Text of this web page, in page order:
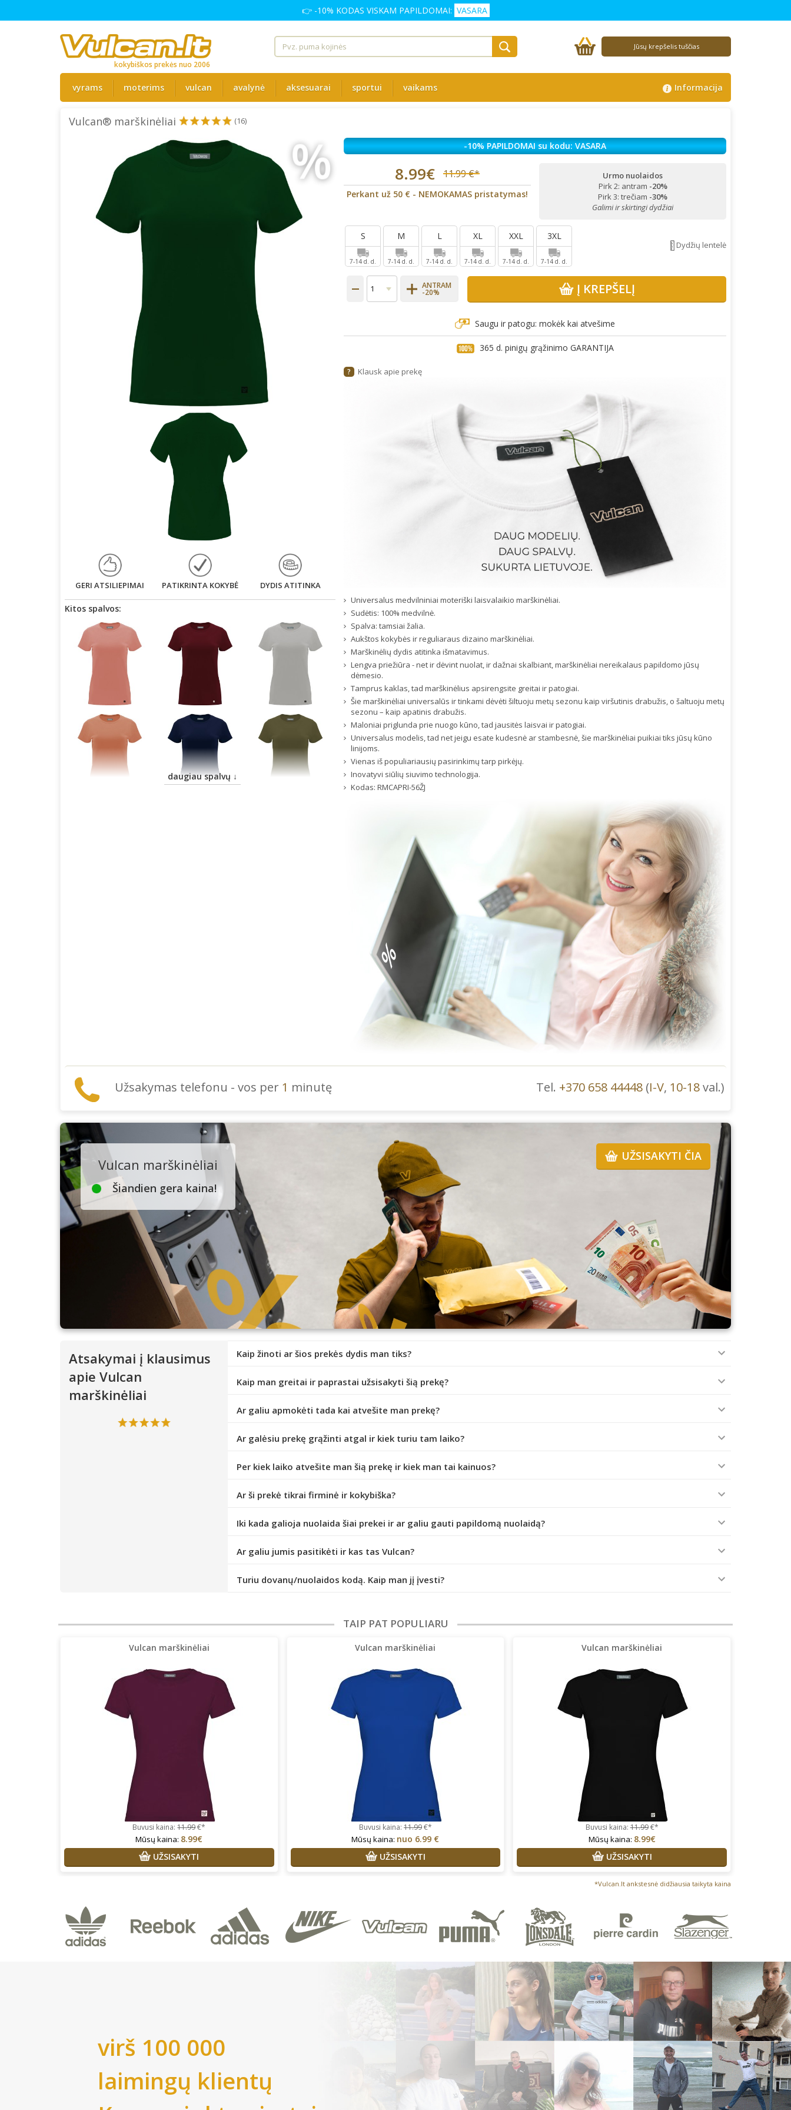
👉 -10% KODAS VISKAM PAPILDOMAI: VASARA
kokybiškos prekės nuo 2006
Jūsų krepšelis tuščias
vyrams moterims vulcan avalynė aksesuarai sportui vaikams Informacija
Vulcan® marškinėliai (16)
%
GERI ATSILIEPIMAI PATIKRINTA KOKYBĖ DYDIS ATITINKA
Kitos spalvos:
daugiau spalvų ↓
-10% PAPILDOMAI su kodu: VASARA
8.99€ 11.99 €*
Perkant už 50 € - NEMOKAMAS pristatymas!
Urmo nuolaidos
Pirk 2: antram -20%
Pirk 3: trečiam -30%
Galimi ir skirtingi dydžiai
Dydžių lentelė
S
7-14 d. d.
M
7-14 d. d.
L
7-14 d. d.
XL
7-14 d. d.
XXL
7-14 d. d.
3XL
7-14 d. d.
ANTRAM
-20% Į KREPŠELĮ
Saugu ir patogu: mokėk kai atvešime
365 d. pinigų grąžinimo GARANTIJA
? Klausk apie prekę
Universalus medvilniniai moteriški laisvalaikio marškinėliai.
Sudėtis: 100% medvilnė.
Spalva: tamsiai žalia.
Aukštos kokybės ir reguliaraus dizaino marškinėliai.
Marškinėlių dydis atitinka išmatavimus.
Lengva priežiūra - net ir dėvint nuolat, ir dažnai skalbiant, marškinėliai nereikalaus papildomo jūsų
dėmesio.
Tamprus kaklas, tad marškinėlius apsirengsite greitai ir patogiai.
Šie marškinėliai universalūs ir tinkami dėvėti šiltuoju metų sezonu kaip viršutinis drabužis, o šaltuoju metų
sezonu – kaip apatinis drabužis.
Maloniai priglunda prie nuogo kūno, tad jausitės laisvai ir patogiai.
Universalus modelis, tad net jeigu esate kudesnė ar stambesnė, šie marškinėliai puikiai tiks jūsų kūno
linijoms.
Vienas iš populiariausių pasirinkimų tarp pirkėjų.
Inovatyvi siūlių siuvimo technologija.
Kodas:RMCAPRI-56ŽJ
Užsakymas telefonu - vos per 1 minutę Tel. +370 658 44448 (I-V, 10-18val.)
Vulcan marškinėliai
Šiandien gera kaina!
UŽSISAKYTI ČIA
Atsakymai į klausimus
apie Vulcan
marškinėliai
Kaip žinoti ar šios prekės dydis man tiks?
Kaip man greitai ir paprastai užsisakyti šią prekę?
Ar galiu apmokėti tada kai atvešite man prekę?
Ar galėsiu prekę grąžinti atgal ir kiek turiu tam laiko?
Per kiek laiko atvešite man šią prekę ir kiek man tai kainuos?
Ar ši prekė tikrai firminė ir kokybiška?
Iki kada galioja nuolaida šiai prekei ir ar galiu gauti papildomą nuolaidą?
Ar galiu jumis pasitikėti ir kas tas Vulcan?
Turiu dovanų/nuolaidos kodą. Kaip man jį įvesti?
TAIP PAT POPULIARU
Vulcan marškinėliai
Buvusi kaina:11.99€*
Mūsų kaina: 8.99€
UŽSISAKYTI
Vulcan marškinėliai
Buvusi kaina: 11.99€*
Mūsų kaina: nuo 6.99 €
UŽSISAKYTI
Vulcan marškinėliai
Buvusi kaina:11.99€*
Mūsų kaina: 8.99€
UŽSISAKYTI
*Vulcan.lt ankstesnė didžiausia taikyta kaina
virš 100 000
laimingų klientų